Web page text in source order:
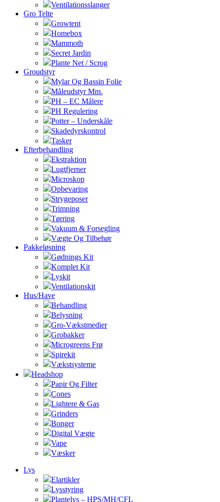
Ventilationsslanger
Gro Telte
Growtent
Homebox
Mammoth
Secret Jardin
Plante Net / Scrog
Groudstyr
Mylar Og Bassin Folie
Måleudstyr Mm.
PH – EC Målere
PH Regulering
Potter – Underskåle
Skadedyrskontrol
Tasker
Efterbehandling
Ekstraktion
Lugtfjerner
Microskop
Opbevaring
Strygeposer
Trimning
Tørring
Vakuum & Forsegling
Vægte Og Tilbehør
Pakkeløsning
Gødnings Kit
Komplet Kit
Lyskit
Ventilationskit
Hus/Have
Behandling
Belysning
Gro-Vækstmedier
Grobakker
Microgreens Frø
Spirekit
Vækstsysteme
Headshop
Papir Og Filter
Cones
Lightere & Gas
Grinders
Bonger
Digital Vægte
Vape
Væsker
Lys
Elartikler
Lysstyring
Plantelys – HPS/MH/CFL